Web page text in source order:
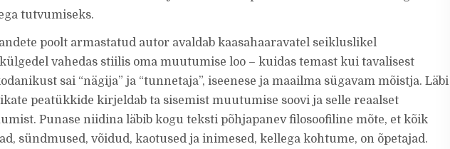
tutvumiseks.
poolt armastatud autor avaldab kaasahaaravatel seikluslikel
vahedas stiilis oma muutumise loo – kuidas temast kui tavalisest
sai “nägija” ja “tunnetaja”, iseenese ja maailma sügavam mõistja. Läbi
peatükkide kirjeldab ta sisemist muutumise soovi ja selle reaalset
Punase niidina läbib kogu teksti põhjapanev filosoofiline mõte, et kõik
sündmused, võidud, kaotused ja inimesed, kellega kohtume, on õpetajad.